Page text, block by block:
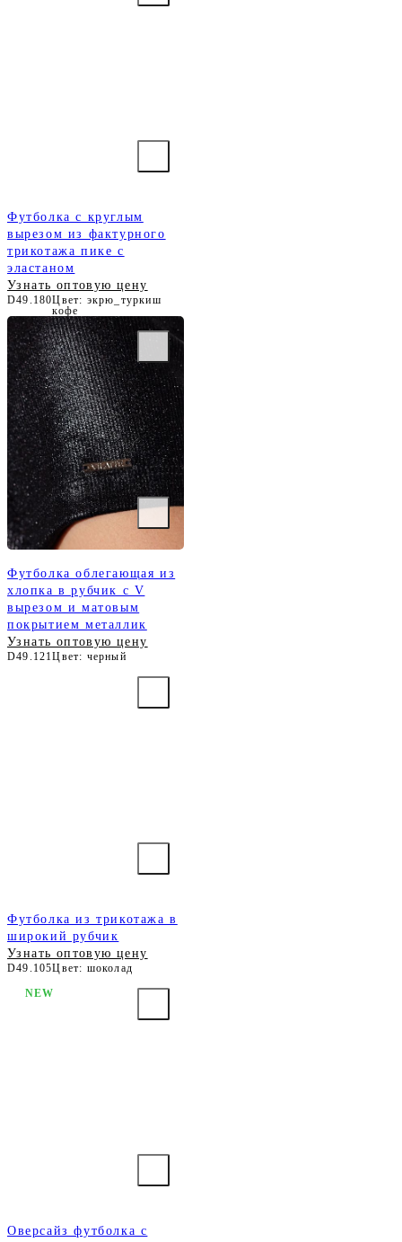
Футболка c круглым
вырезом из фактурного
трикотажа пике с
эластаном
Узнать оптовую цену
D49.180Цвет: экрю_туркиш
кофе
Футболка облегающая из
хлопка в рубчик с V
вырезом и матовым
покрытием металлик
Узнать оптовую цену
D49.121Цвет: черный
Футболка из трикотажа в
широкий рубчик
Узнать оптовую цену
D49.105Цвет: шоколад
Оверсайз футболка с
NEW